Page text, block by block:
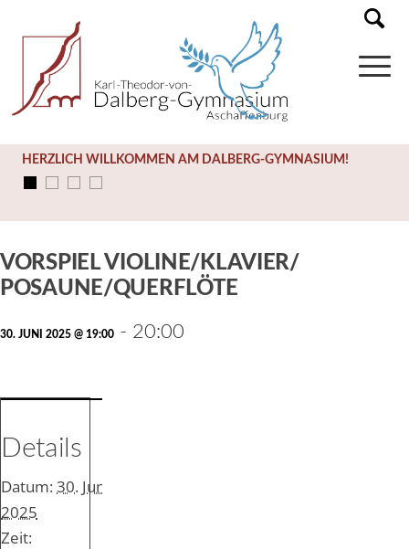
HERZLICH WILLKOMMEN AM DALBERG-GYMNASIUM!
Diese Veranstaltung hat bereits stattgefunden.
VORSPIEL VIOLINE/KLAVIER/
POSAUNE/QUERFLÖTE
30. JUNI 2025 @ 19:00 - 20:00
Details
Datum:30. Juni
2025
Zeit: